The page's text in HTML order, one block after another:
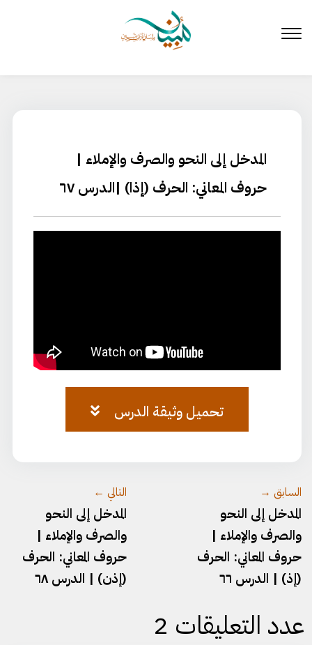
المحتوى
المدخل إلى النحو والصرف والإملاء |
حروف المعاني: الحرف (إذا) |الدرس ٦٧
تحميل وثيقة الدرس
السابق →
المدخل إلى النحو
والصرف والإملاء |
حروف المعاني: الحرف
(إذ) | الدرس ٦٦
التالي ←
المدخل إلى النحو
والصرف والإملاء |
حروف المعاني: الحرف
(إذن) | الدرس ٦٨
عدد التعليقات 2